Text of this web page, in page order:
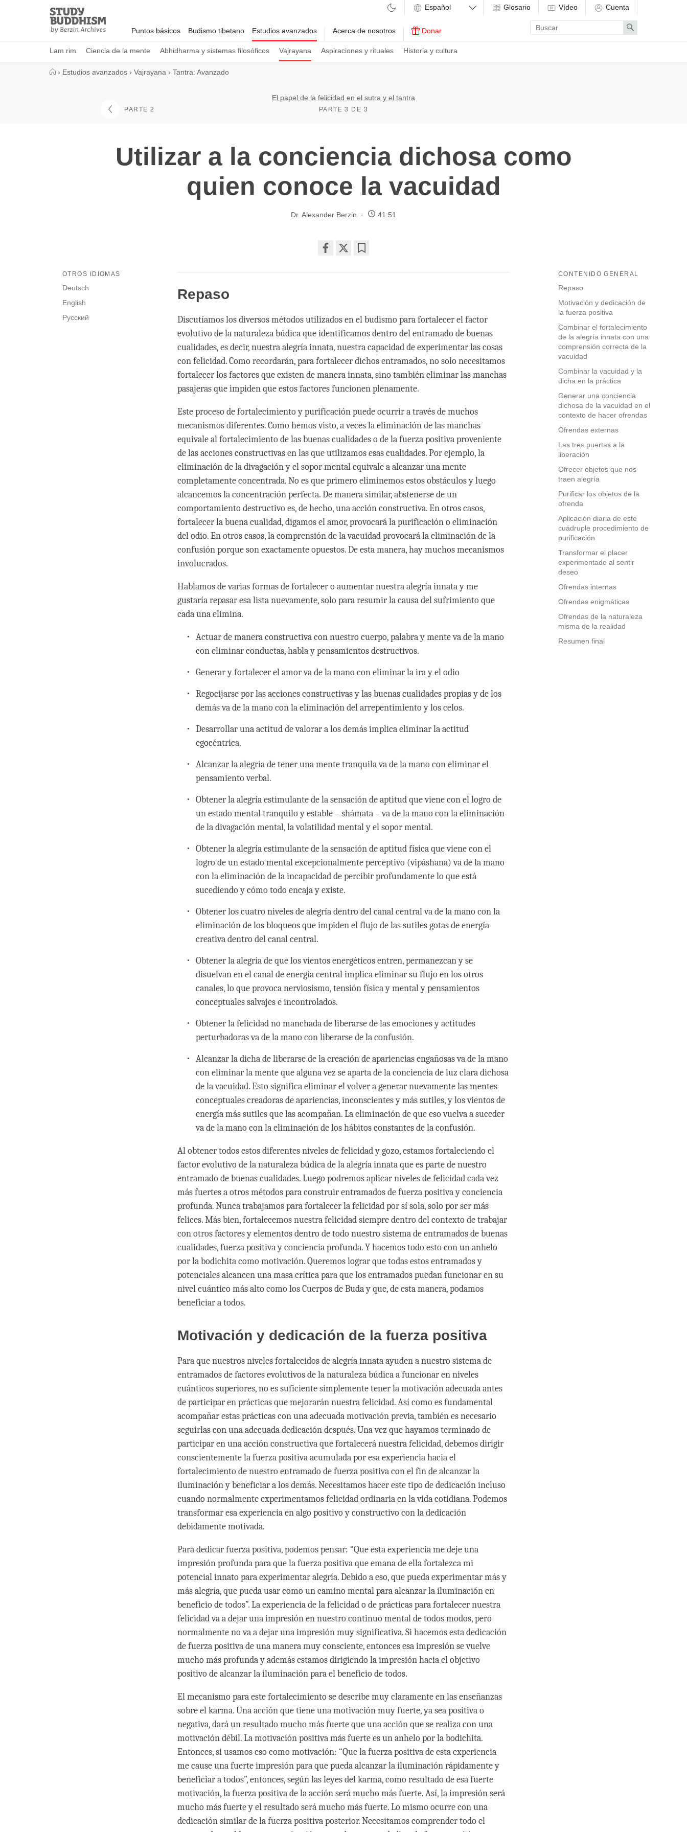
Study
Buddhism
Home
Puntos básicos Budismo tibetano Estudios avanzados
Lam rim Ciencia de la mente Abhidharma y sistemas filosóficos Vajrayana Aspiraciones y rituales Historia y cultura
Acerca de nosotros Donar
Glosario Vídeo Cuenta
Enter
search
term
Search
› Estudios avanzados › Vajrayana › Tantra: Avanzado
PARTE 2
El papel de la felicidad en el sutra y el tantra
PARTE 3 DE 3
Utilizar a la conciencia dichosa como
quien conoce la vacuidad
Dr. Alexander Berzin 41:51
on
CONTENIDO GENERAL
Repaso
Motivación y dedicación de
la fuerza positiva
Combinar el fortalecimiento
de la alegría innata con una
comprensión correcta de la
vacuidad
Combinar la vacuidad y la
dicha en la práctica
Generar una conciencia
dichosa de la vacuidad en el
contexto de hacer ofrendas
Ofrendas externas
Las tres puertas a la
liberación
Ofrecer objetos que nos
traen alegría
Purificar los objetos de la
ofrenda
Aplicación diaria de este
cuádruple procedimiento de
purificación
Transformar el placer
experimentado al sentir
deseo
Ofrendas internas
Ofrendas enigmáticas
Ofrendas de la naturaleza
misma de la realidad
Resumen final
OTROS IDIOMAS
Deutsch
English
Русский
Repaso
Discutíamos los diversos métodos utilizados en el budismo para fortalecer el factor
evolutivo de la naturaleza búdica que identificamos dentro del entramado de buenas
cualidades, es decir, nuestra alegría innata, nuestra capacidad de experimentar las cosas
con felicidad. Como recordarán, para fortalecer dichos entramados, no solo necesitamos
fortalecer los factores que existen de manera innata, sino también eliminar las manchas
pasajeras que impiden que estos factores funcionen plenamente.
Este proceso de fortalecimiento y purificación puede ocurrir a través de muchos
mecanismos diferentes. Como hemos visto, a veces la eliminación de las manchas
equivale al fortalecimiento de las buenas cualidades o de la fuerza positiva proveniente
de las acciones constructivas en las que utilizamos esas cualidades. Por ejemplo, la
eliminación de la divagación y el sopor mental equivale a alcanzar una mente
completamente concentrada. No es que primero eliminemos estos obstáculos y luego
alcancemos la concentración perfecta. De manera similar, abstenerse de un
comportamiento destructivo es, de hecho, una acción constructiva. En otros casos,
fortalecer la buena cualidad, digamos el amor, provocará la purificación o eliminación
del odio. En otros casos, la comprensión de la vacuidad provocará la eliminación de la
confusión porque son exactamente opuestos. De esta manera, hay muchos mecanismos
involucrados.
Hablamos de varias formas de fortalecer o aumentar nuestra alegría innata y me
gustaría repasar esa lista nuevamente, solo para resumir la causa del sufrimiento que
cada una elimina.
Actuar de manera constructiva con nuestro cuerpo, palabra y mente va de la mano
con eliminar conductas, habla y pensamientos destructivos.
Generar y fortalecer el amor va de la mano con eliminar la ira y el odio
Regocijarse por las acciones constructivas y las buenas cualidades propias y de los
demás va de la mano con la eliminación del arrepentimiento y los celos.
Desarrollar una actitud de valorar a los demás implica eliminar la actitud
egocéntrica.
Alcanzar la alegría de tener una mente tranquila va de la mano con eliminar el
pensamiento verbal.
Obtener la alegría estimulante de la sensación de aptitud que viene con el logro de
un estado mental tranquilo y estable – shámata – va de la mano con la eliminación
de la divagación mental, la volatilidad mental y el sopor mental.
Obtener la alegría estimulante de la sensación de aptitud física que viene con el
logro de un estado mental excepcionalmente perceptivo (vipáshana) va de la mano
con la eliminación de la incapacidad de percibir profundamente lo que está
sucediendo y cómo todo encaja y existe.
Obtener los cuatro niveles de alegría dentro del canal central va de la mano con la
eliminación de los bloqueos que impiden el flujo de las sutiles gotas de energía
creativa dentro del canal central.
Obtener la alegría de que los vientos energéticos entren, permanezcan y se
disuelvan en el canal de energía central implica eliminar su flujo en los otros
canales, lo que provoca nerviosismo, tensión física y mental y pensamientos
conceptuales salvajes e incontrolados.
Obtener la felicidad no manchada de liberarse de las emociones y actitudes
perturbadoras va de la mano con liberarse de la confusión.
Alcanzar la dicha de liberarse de la creación de apariencias engañosas va de la mano
con eliminar la mente que alguna vez se aparta de la conciencia de luz clara dichosa
de la vacuidad. Esto significa eliminar el volver a generar nuevamente las mentes
conceptuales creadoras de apariencias, inconscientes y más sutiles, y los vientos de
energía más sutiles que las acompañan. La eliminación de que eso vuelva a suceder
va de la mano con la eliminación de los hábitos constantes de la confusión.
Al obtener todos estos diferentes niveles de felicidad y gozo, estamos fortaleciendo el
factor evolutivo de la naturaleza búdica de la alegría innata que es parte de nuestro
entramado de buenas cualidades. Luego podremos aplicar niveles de felicidad cada vez
más fuertes a otros métodos para construir entramados de fuerza positiva y conciencia
profunda. Nunca trabajamos para fortalecer la felicidad por sí sola, solo por ser más
felices. Más bien, fortalecemos nuestra felicidad siempre dentro del contexto de trabajar
con otros factores y elementos dentro de todo nuestro sistema de entramados de buenas
cualidades, fuerza positiva y conciencia profunda. Y hacemos todo esto con un anhelo
por la bodichita como motivación. Queremos lograr que todas estos entramados y
potenciales alcancen una masa crítica para que los entramados puedan funcionar en su
nivel cuántico más alto como los Cuerpos de Buda y que, de esta manera, podamos
beneficiar a todos.
Motivación y dedicación de la fuerza positiva
Para que nuestros niveles fortalecidos de alegría innata ayuden a nuestro sistema de
entramados de factores evolutivos de la naturaleza búdica a funcionar en niveles
cuánticos superiores, no es suficiente simplemente tener la motivación adecuada antes
de participar en prácticas que mejorarán nuestra felicidad. Así como es fundamental
acompañar estas prácticas con una adecuada motivación previa, también es necesario
seguirlas con una adecuada dedicación después. Una vez que hayamos terminado de
participar en una acción constructiva que fortalecerá nuestra felicidad, debemos dirigir
conscientemente la fuerza positiva acumulada por esa experiencia hacia el
fortalecimiento de nuestro entramado de fuerza positiva con el fin de alcanzar la
iluminación y beneficiar a los demás. Necesitamos hacer este tipo de dedicación incluso
cuando normalmente experimentamos felicidad ordinaria en la vida cotidiana. Podemos
transformar esa experiencia en algo positivo y constructivo con la dedicación
debidamente motivada.
Para dedicar fuerza positiva, podemos pensar: “Que esta experiencia me deje una
impresión profunda para que la fuerza positiva que emana de ella fortalezca mi
potencial innato para experimentar alegría. Debido a eso, que pueda experimentar más y
más alegría, que pueda usar como un camino mental para alcanzar la iluminación en
beneficio de todos”. La experiencia de la felicidad o de prácticas para fortalecer nuestra
felicidad va a dejar una impresión en nuestro continuo mental de todos modos, pero
normalmente no va a dejar una impresión muy significativa. Si hacemos esta dedicación
de fuerza positiva de una manera muy consciente, entonces esa impresión se vuelve
mucho más profunda y además estamos dirigiendo la impresión hacia el objetivo
positivo de alcanzar la iluminación para el beneficio de todos.
El mecanismo para este fortalecimiento se describe muy claramente en las enseñanzas
sobre el karma. Una acción que tiene una motivación muy fuerte, ya sea positiva o
negativa, dará un resultado mucho más fuerte que una acción que se realiza con una
motivación débil. La motivación positiva más fuerte es un anhelo por la bodichita.
Entonces, si usamos eso como motivación: “Que la fuerza positiva de esta experiencia
me cause una fuerte impresión para que pueda alcanzar la iluminación rápidamente y
beneficiar a todos”, entonces, según las leyes del karma, como resultado de esa fuerte
motivación, la fuerza positiva de la acción será mucho más fuerte. Así, la impresión será
mucho más fuerte y el resultado será mucho más fuerte. Lo mismo ocurre con una
dedicación similar de la fuerza positiva posterior. Necesitamos comprender todo el